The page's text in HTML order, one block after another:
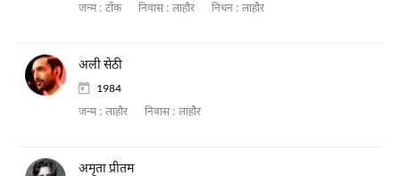
जन्म : टोंक निवास : लाहौर निधन : लाहौर
अली सेठी
1984
जन्म : लाहौर निवास : लाहौर
अमृता प्रीतम